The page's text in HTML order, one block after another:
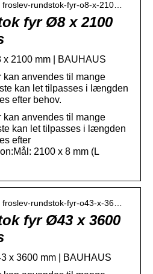
froslev-rundstok-fyr-o8-x-210…
fyr Ø8 x 2100
2100 mm | BAUHAUS
anvendes til mange
kan let tilpasses i længden
efter behov.
anvendes til mange
kan let tilpasses i længden
efter
2100 x 8 mm (L
froslev-rundstok-fyr-o43-x-36…
fyr Ø43 x 3600
x 3600 mm | BAUHAUS